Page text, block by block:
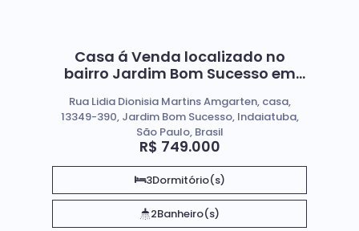
Casa á Venda localizado no
bairro Jardim Bom Sucesso em
R$ 749.000
Rua Lidia Dionisia Martins Amgarten, casa,
13349-390, Jardim Bom Sucesso, Indaiatuba,
São Paulo, Brasil
3Dormitório(s)
2Banheiro(s)